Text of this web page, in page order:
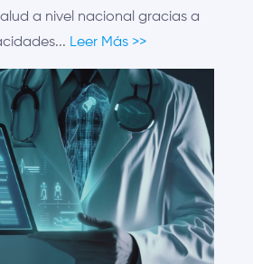
a nivel nacional gracias a
Leer Más >>